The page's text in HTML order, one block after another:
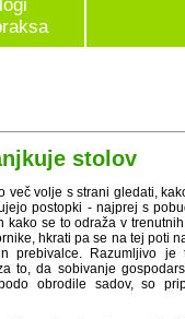
stolov
volje s strani gledati,
postopki - najprej s
se to odraža v
hkrati pa se na tej poti
prebivalce. Razumljivo
to, da sobivanje
obrodile sadov, so